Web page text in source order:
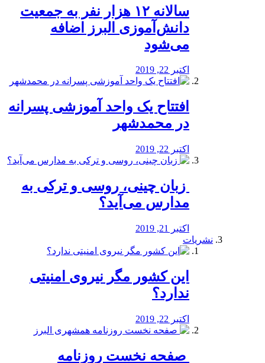
️سالانه ۱۲ هزار نفر به جمعیت
دانش‌آموزی البرز اضافه
می‌شود
اکتبر 22, 2019
افتتاح یک واحد آموزشی پسرانه
در محمدشهر
اکتبر 22, 2019
️ زبان چینی، روسی و ترکی به
مدارس می‌آید؟
اکتبر 21, 2019
نشریات
این کشور مگر نیروی امنیتی
ندارد؟
اکتبر 22, 2019
️ صفحه نخست روزنامه‌